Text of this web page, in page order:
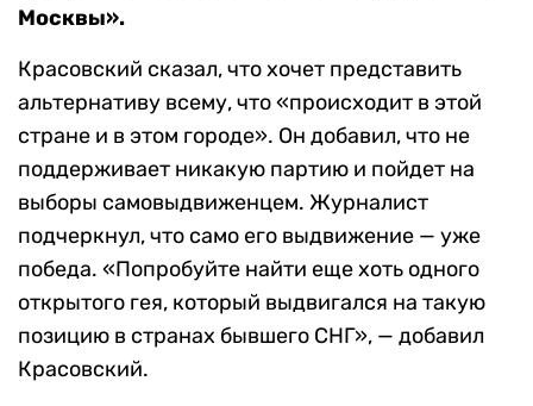
Москвы».
Красовский сказал, что хочет представить
альтернативу всему, что «происходит в этой
стране и в этом городе». Он добавил, что не
поддерживает никакую партию и пойдет на
выборы самовыдвиженцем. Журналист
подчеркнул, что само его выдвижение — уже
победа. «Попробуйте найти еще хоть одного
открытого гея, который выдвигался на такую
позицию в странах бывшего СНГ», — добавил
Красовский.